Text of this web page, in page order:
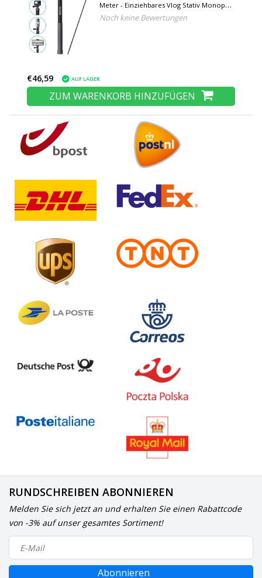
Meter - Einziehbares Vlog Stativ Monopod
Selfiestick - Schwarz
Noch keine Bewertungen
€46,59 AUF LAGER
ZUM WARENKORB HINZUFÜGEN
RUNDSCHREIBEN ABONNIEREN
Melden Sie sich jetzt an und erhalten Sie einen Rabattcode
von -3% auf unser gesamtes Sortiment!
Abonnieren